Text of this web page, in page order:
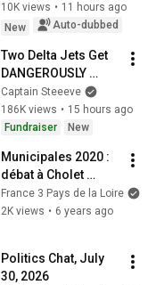
10K views • 11 hours ago
New
Auto-dubbed
Two Delta Jets Get
DANGEROUSLY
Close Over Atlanta
Captain Steeeve
186K views • 15 hours ago
Fundraiser
New
Municipales 2020 :
débat à Cholet
d'avant premier tour
France 3 Pays de la Loire
2K views • 6 years ago
Politics Chat, July
30, 2026